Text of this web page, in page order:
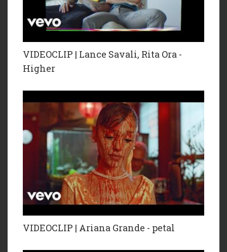
VIDEOCLIP | Lance Savali, Rita Ora -
Higher
VIDEOCLIP | Ariana Grande - petal